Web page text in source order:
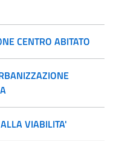
CENTRO ABITATO
VIABILITA'